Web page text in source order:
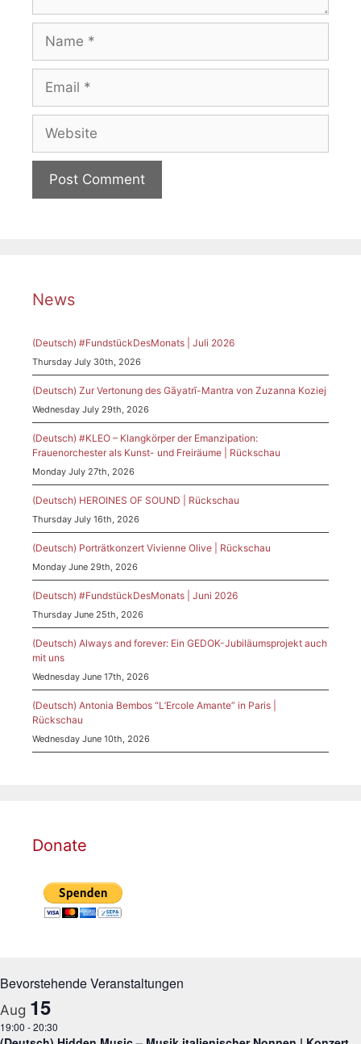
News
(Deutsch) #FundstückDesMonats | Juli 2026
Thursday July 30th, 2026
(Deutsch) Zur Vertonung des Gāyatrī-Mantra von Zuzanna Koziej
Wednesday July 29th, 2026
(Deutsch) #KLEO – Klangkörper der Emanzipation:
Frauenorchester als Kunst- und Freiräume | Rückschau
Monday July 27th, 2026
(Deutsch) HEROINES OF SOUND | Rückschau
Thursday July 16th, 2026
(Deutsch) Porträtkonzert Vivienne Olive | Rückschau
Monday June 29th, 2026
(Deutsch) #FundstückDesMonats | Juni 2026
Thursday June 25th, 2026
(Deutsch) Always and forever: Ein GEDOK-Jubiläumsprojekt auch
mit uns
Wednesday June 17th, 2026
(Deutsch) Antonia Bembos “L’Ercole Amante” in Paris |
Rückschau
Wednesday June 10th, 2026
Donate
Bevorstehende Veranstaltungen
Aug 15
19:00 -20:30